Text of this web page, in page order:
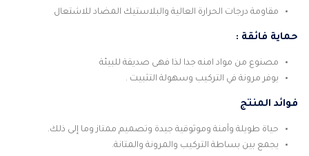
مقاومة درجات الحرارة العالية والبلاستيك المضاد للاشتعال
حماية فائقة :
مصنوع من مواد امنه جدا لذا فهى صديقة للبيئة
يوفر مرونة في التركيب وسهولة التثبيت .
فوائد المنتج
حياة طويلة وآمنة وموثوقية جيدة وتصميم ممتاز وما إلى ذلك.
يجمع بين بساطة التركيب والمرونة والمتانة.